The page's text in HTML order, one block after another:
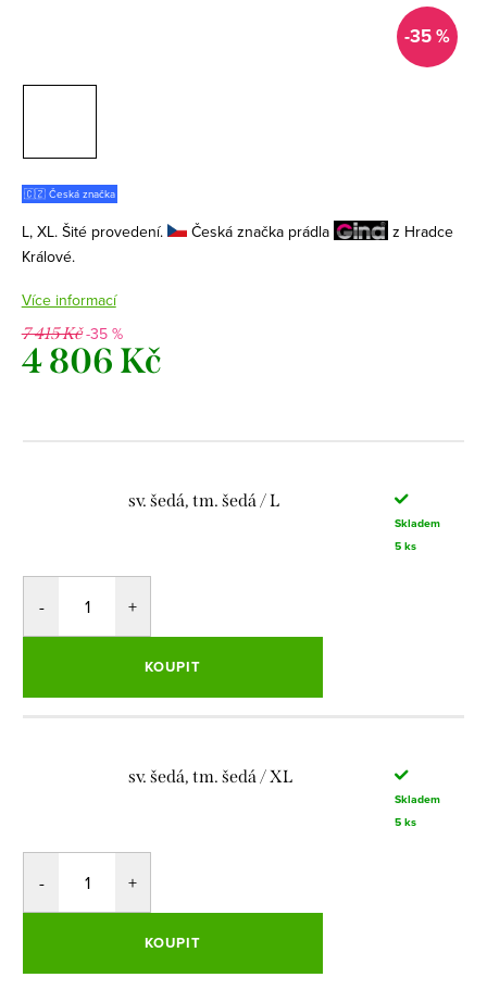
-35 %
🇨🇿 Česká značka
L, XL. Šité provedení. Česká značka prádla
z Hradce
Králové.
Více informací
7 415 Kč-35 %
4 806 Kč
sv. šedá, tm. šedá / L
Skladem
5 ks
KOUPIT
sv. šedá, tm. šedá / XL
Skladem
5 ks
KOUPIT